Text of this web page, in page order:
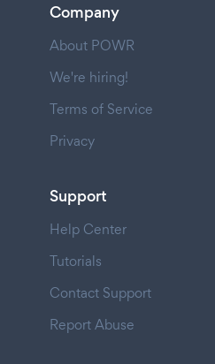
Company
About POWR
We're hiring!
Terms of Service
Privacy
Support
Help Center
Tutorials
Contact Support
Report Abuse